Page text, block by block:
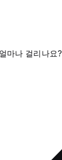
마나 걸리나요?